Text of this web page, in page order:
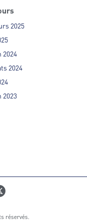
2025
2024
2024
2023
Twitter
réservés.